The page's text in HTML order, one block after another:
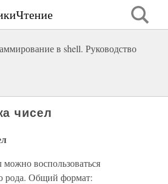
в shell. Руководство
чисел
воспользоваться
рода. Общий формат: